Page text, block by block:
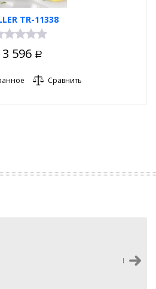
TR-11338
3 596 Р
Сравнить